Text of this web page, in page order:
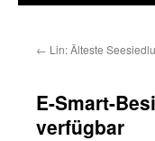
← Lin: Älteste
E-Smart-
verfügbar